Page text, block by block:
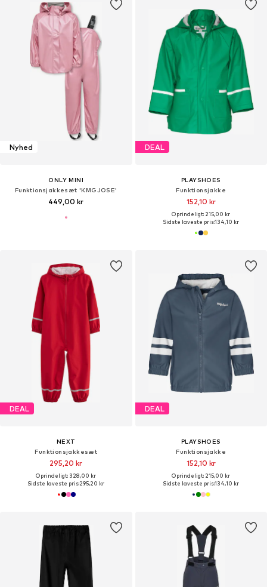
Nyhed
ONLY MINI
Funktionsjakkesæt 'KMGJOSE'
449,00 kr
DEAL
PLAYSHOES
Funktionsjakke
152,10 kr
Oprindeligt: 215,00 kr
Sidste laveste pris:134,10 kr
DEAL
NEXT
Funktionsjakkesæt
295,20 kr
Oprindeligt: 328,00 kr
Sidste laveste pris:295,20 kr
DEAL
PLAYSHOES
Funktionsjakke
152,10 kr
Oprindeligt: 215,00 kr
Sidste laveste pris:134,10 kr